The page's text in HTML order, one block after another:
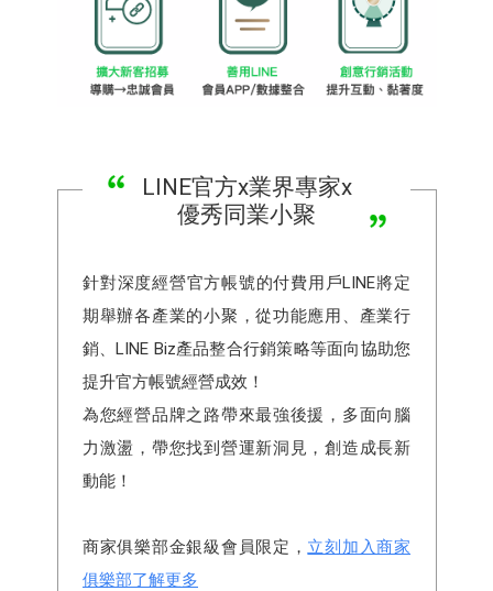
LINE官方x業界專家x
優秀同業小聚
針對深度經營官方帳號的付費用戶LINE將定
期舉辦各產業的小聚，從功能應用、產業行
銷、LINE Biz產品整合行銷策略等面向協助您
提升官方帳號經營成效！
為您經營品牌之路帶來最強後援，多面向腦
力激盪，帶您找到營運新洞見，創造成長新
動能！
商家俱樂部金銀級會員限定， 立刻加入商家
俱樂部了解更多